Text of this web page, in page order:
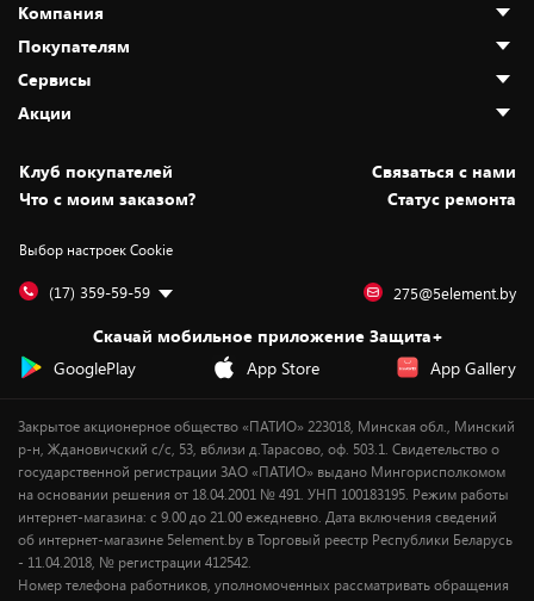
Компания
О нас
Адреса магазинов
Новости
Статьи и обзоры
Вакансии
Дай пять добру!
Покупателям
Как сделать заказ
Оплата и доставка
Безналичный расчёт
Обмен и возврат товара
Обработка персональных данных
Подарочные карты
Сервисы
Установка техники
Для игровых консолей
Для мобильных устройств
Для компьютеров
Сервисные центры
Акции
Скидки и промокоды
Белорусские товары
Бонусы
Оплата частями
Новинки
Клуб покупателей
Cвязаться с нами
Что с моим заказом?
Статус ремонта
Выбор настроек Cookie
(17) 359-59-59 275@5element.by
Скачай мобильное приложение Защита+
GooglePlay
App Store App Gallery
Закрытое акционерное общество «ПАТИО» 223018, Минская обл., Минский
р-н, Ждановичский с/с, 53, вблизи д.Тарасово, оф. 503.1. Свидетельство о
государственной регистрации ЗАО «ПАТИО» выдано Мингорисполкомом
на основании решения от 18.04.2001 № 491. УНП 100183195. Режим работы
интернет-магазина: с 9.00 до 21.00 ежедневно. Дата включения сведений
об интернет-магазине 5element.by в Торговый реестр Республики Беларусь
- 11.04.2018, № регистрации 412542.
Номер телефона работников, уполномоченных рассматривать обращения